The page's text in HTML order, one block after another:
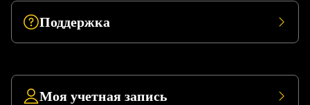
Поддержка
Моя учетная запись